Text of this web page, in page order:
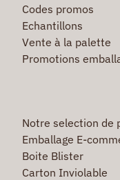
Codes promos
Echantillons
Vente à la palette
Promotions
Notre selection de
Emballage E-
Boite Blister
Carton Inviolable